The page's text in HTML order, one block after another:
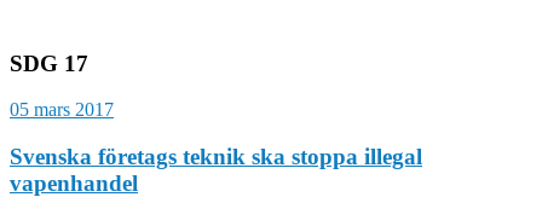
SDG 17
05 mars 2017
Svenska företags teknik ska stoppa illegal
vapenhandel